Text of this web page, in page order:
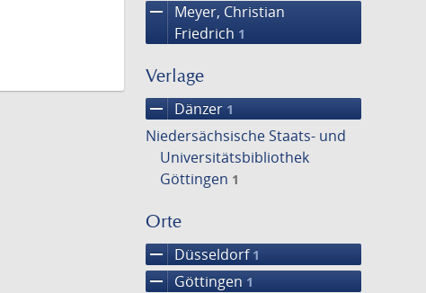
remove
Meyer, Christian
Friedrich 1
Verlage
remove Dänzer 1
Niedersächsische Staats- und
Universitätsbibliothek
Göttingen 1
Orte
remove Düsseldorf 1
remove Göttingen 1